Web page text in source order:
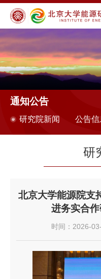
通知公告
研究院新闻 公告信
研
北京大学能源院支
进务实合
时间：2026-